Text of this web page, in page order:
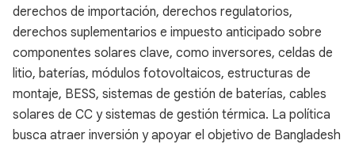
derechos de importación, derechos regulatorios,
derechos suplementarios e impuesto anticipado sobre
componentes solares clave, como inversores, celdas de
litio, baterías, módulos fotovoltaicos, estructuras de
montaje, BESS, sistemas de gestión de baterías, cables
solares de CC y sistemas de gestión térmica. La política
busca atraer inversión y apoyar el objetivo de Bangladesh